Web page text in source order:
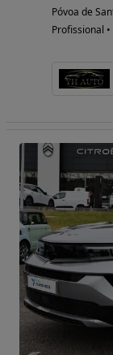
Póvoa de
Profissional